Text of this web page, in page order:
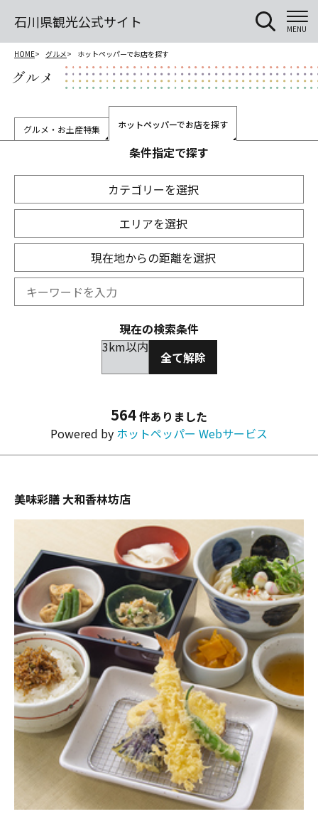
石川県観光公式サイト MENU
HOME グルメ ホットペッパーでお店を探す
グルメ
グルメ・お土産特集 ホットペッパーでお店を探す
条件指定で探す
カテゴリーを選択
エリアを選択
現在地からの距離を選択
現在の検索条件
3km以内
全て解除
564件ありました
Powered by ホットペッパー Webサービス
美味彩膳 大和香林坊店